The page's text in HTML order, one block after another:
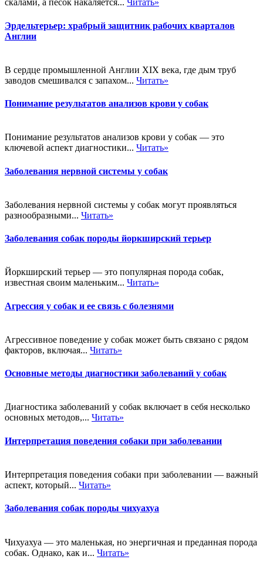
скалами, а песок накаляется... Читать»
Эрдельтерьер: храбрый защитник рабочих кварталов
Англии
В сердце промышленной Англии XIX века, где дым труб
заводов смешивался с запахом... Читать»
Понимание результатов анализов крови у собак
Понимание результатов анализов крови у собак — это
ключевой аспект диагностики... Читать»
Заболевания нервной системы у собак
Заболевания нервной системы у собак могут проявляться
разнообразными... Читать»
Заболевания собак породы йоркширский терьер
Йоркширский терьер — это популярная порода собак,
известная своим маленьким... Читать»
Агрессия у собак и ее связь с болезнями
Агрессивное поведение у собак может быть связано с рядом
факторов, включая... Читать»
Основные методы диагностики заболеваний у собак
Диагностика заболеваний у собак включает в себя несколько
основных методов,... Читать»
Интерпретация поведения собаки при заболевании
Интерпретация поведения собаки при заболевании — важный
аспект, который... Читать»
Заболевания собак породы чихуахуа
Чихуахуа — это маленькая, но энергичная и преданная порода
собак. Однако, как и... Читать»